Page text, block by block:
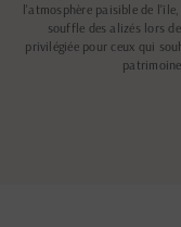
l'atmosphère paisible de
souffle des alizés lors
privilégiée pour ceux qui